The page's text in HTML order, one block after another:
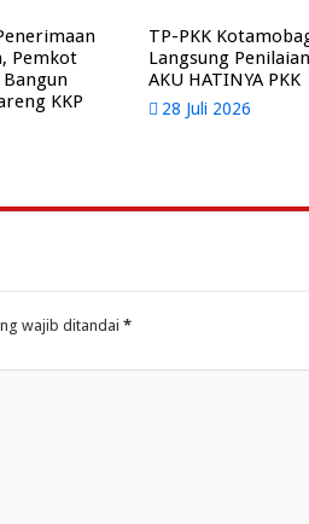
Pemkot
KKP
TP-PKK
Langsung
AKU HATINYA PKK
28 Juli 2026
wajib ditandai *